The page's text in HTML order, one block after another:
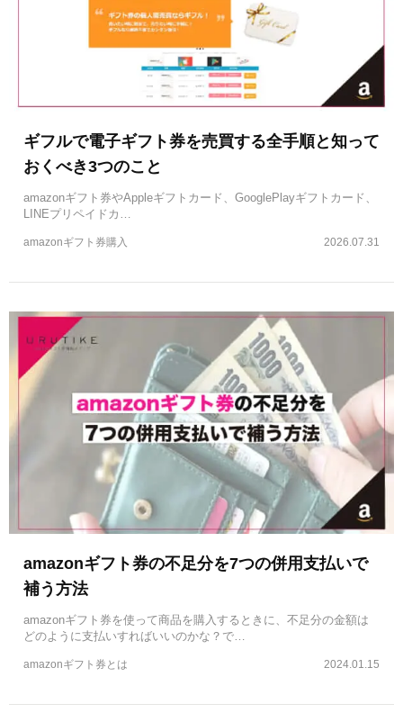
ギフルで電子ギフト券を売買する全手順と知って
おくべき3つのこと
amazonギフト券やAppleギフトカード、GooglePlayギフトカード、
LINEプリペイドカ…
2026.07.31
amazonギフト券購入
amazonギフト券の不足分を7つの併用支払いで
補う方法
amazonギフト券を使って商品を購入するときに、不足分の金額は
どのように支払いすればいいのかな？で…
2024.01.15
amazonギフト券とは